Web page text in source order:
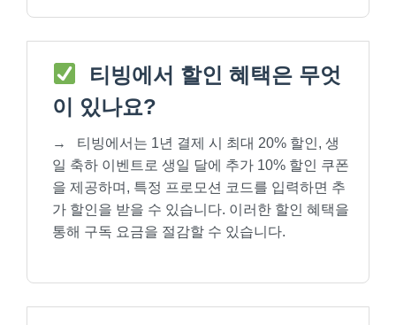
티빙에서 할인 혜택은 무엇
이 있나요?
→
티빙에서는 1년 결제 시 최대 20% 할인, 생
일 축하 이벤트로 생일 달에 추가 10% 할인 쿠폰
을 제공하며, 특정 프로모션 코드를 입력하면 추
가 할인을 받을 수 있습니다. 이러한 할인 혜택을
통해 구독 요금을 절감할 수 있습니다.